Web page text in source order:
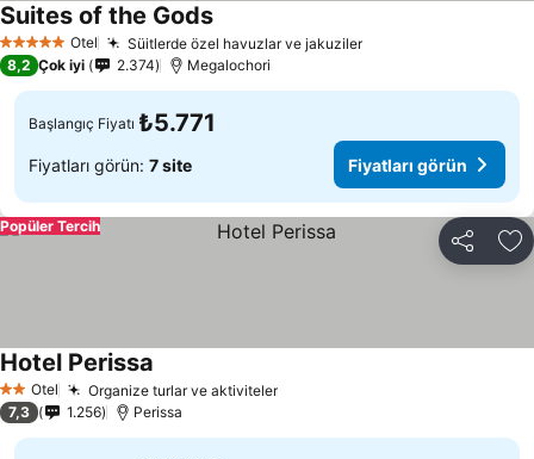
5 Yıldız Otel Süitlerde özel havuzlar ve jakuziler
Suites of the Gods
8,2 Çok iyi 2.374 Megalochori
Başlangıç Fiyatı ₺5.771
Fiyatları görün: 7 site Fiyatları görün
Paylaş
Popüler Tercih
2 Yıldız
Otel Organize turlar ve aktiviteler
Hotel Perissa
7,3 1.256 Perissa